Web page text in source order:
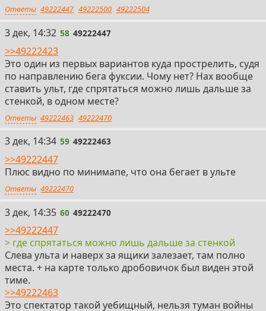
Ответы 49222447 49222500 49222504
58
3 дек, 14:32 58 49222447
>>49222423
Это один из первых вариантов куда прострелить, судя
по направлению бега фуксии. Чому нет? Нах вообще
ставить ульт, где спрятаться можно лишь дальше за
стенкой, в одном месте?
Ответы 49222463 49222470
59
3 дек, 14:34 59 49222463
>>49222447
Плюс видно по минимапе, что она бегает в ульте
Ответы 49222470
60
3 дек, 14:35 60 49222470
>>49222447
> где спрятаться можно лишь дальше за стенкой
Слева ульта и наверх за ящики залезает, там полно
места. + на карте только дробовичок был виден этой
тиме.
>>49222463
Это спектатор такой уебищный, нельзя туман войны